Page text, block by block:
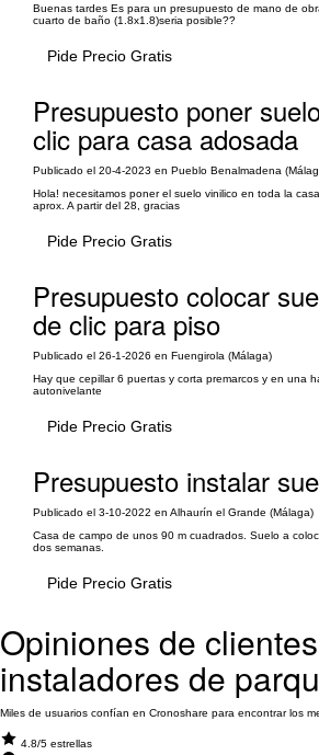
Buenas tardes Es para un presupuesto de mano de
cuarto de baño (1.8x1.8)seria posible??
Pide Precio Gratis
Presupuesto poner
clic para casa adosada
Publicado el 20-4-2023 en Pueblo Benalmadena
Hola! necesitamos poner el suelo vinilico en toda la
aprox. A partir del 28, gracias
Pide Precio Gratis
Presupuesto colocar
de clic para piso
Publicado el 26-1-2026 en Fuengirola (Málaga)
Hay que cepillar 6 puertas y corta premarcos y en una
autonivelante
Pide Precio Gratis
Presupuesto instalar
Publicado el 3-10-2022 en Alhaurín el Grande (Málaga)
Casa de campo de unos 90 m cuadrados. Suelo a
dos semanas.
Pide Precio Gratis
Opiniones de
instaladores de
Miles de usuarios confían en Cronoshare para encontrar los
4.8/5 estrellas